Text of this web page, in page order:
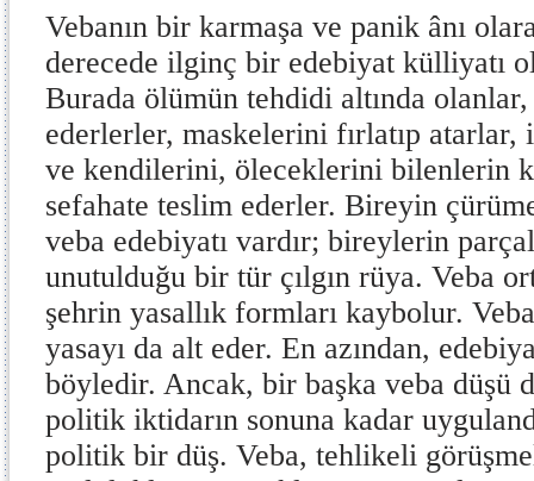
Vebanın bir karmaşa ve panik ânı
derecede ilginç bir edebiyat külliyatı
Burada ölümün tehdidi altında
ederlerler, maskelerini fırlatıp atarlar,
ve kendilerini, öleceklerini bilenlerin
sefahate teslim ederler. Bireyin
veba edebiyatı vardır; bireylerin
unutulduğu bir tür çılgın rüya. Veba
şehrin yasallık formları kaybolur.
yasayı da alt eder. En azından,
böyledir. Ancak, bir başka veba düşü
politik iktidarın sonuna kadar
politik bir düş. Veba, tehlikeli